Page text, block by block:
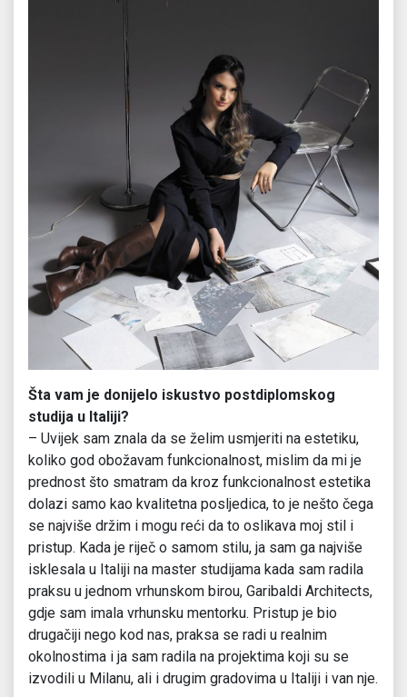
Šta vam je donijelo iskustvo postdiplomskog
studija u Italiji?
– Uvijek sam znala da se želim usmjeriti na estetiku,
koliko god obožavam funkcionalnost, mislim da mi je
prednost što smatram da kroz funkcionalnost estetika
dolazi samo kao kvalitetna posljedica, to je nešto čega
se najviše držim i mogu reći da to oslikava moj stil i
pristup. Kada je riječ o samom stilu, ja sam ga najviše
isklesala u Italiji na master studijama kada sam radila
praksu u jednom vrhunskom birou, Garibaldi Architects,
gdje sam imala vrhunsku mentorku. Pristup je bio
drugačiji nego kod nas, praksa se radi u realnim
okolnostima i ja sam radila na projektima koji su se
izvodili u Milanu, ali i drugim gradovima u Italiji i van nje.